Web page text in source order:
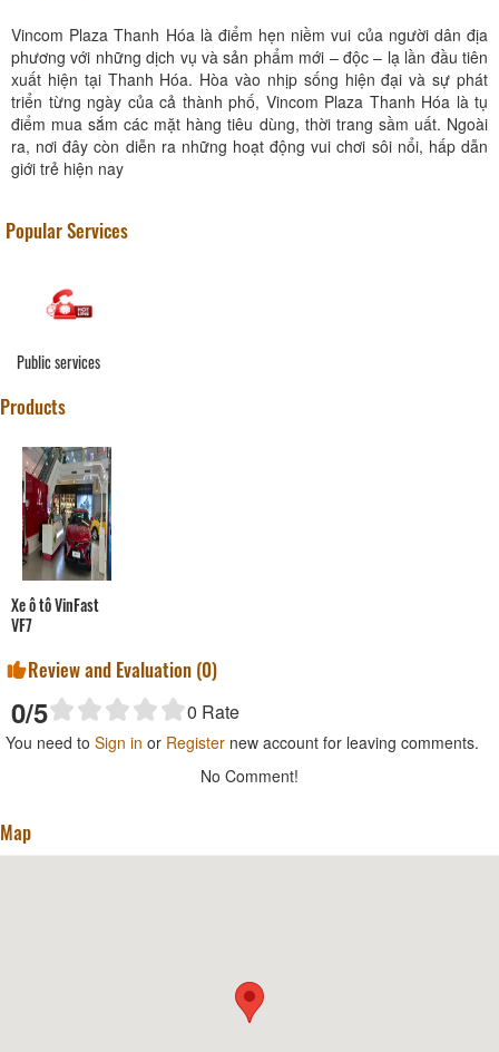
Vincom Plaza Thanh Hóa là điểm hẹn niềm vui của người dân địa
phương với những dịch vụ và sản phẩm mới – độc – lạ lần đầu tiên
xuất hiện tại Thanh Hóa. Hòa vào nhịp sống hiện đại và sự phát
triển từng ngày của cả thành phố, Vincom Plaza Thanh Hóa là tụ
điểm mua sắm các mặt hàng tiêu dùng, thời trang sầm uất. Ngoài
ra, nơi đây còn diễn ra những hoạt động vui chơi sôi nổi, hấp dẫn
giới trẻ hiện nay
Popular Services
Public services
Products
Xe ô tô VinFast
VF7
Review and Evaluation (0)
0/5 0 Rate
You need to Sign in or Register new account for leaving comments.
No Comment!
Map